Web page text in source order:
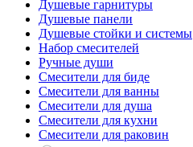
Душевые гарнитуры
Душевые панели
Душевые стойки и системы
Набор смесителей
Ручные души
Смесители для биде
Смесители для ванны
Смесители для душа
Смесители для кухни
Смесители для раковин